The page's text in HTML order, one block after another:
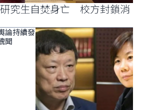
究生自焚身亡 校方封鎖消
論持續發
聞